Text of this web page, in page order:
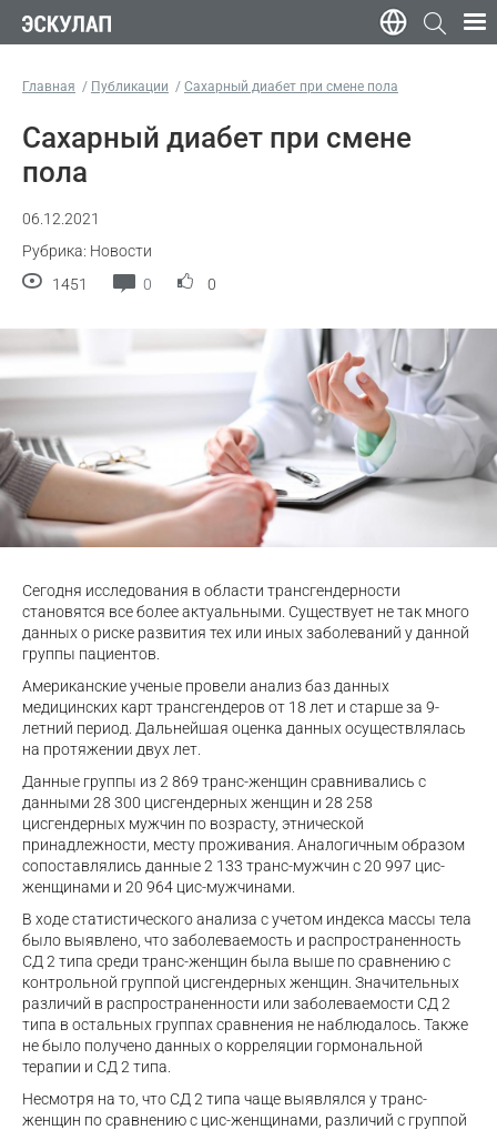
Главная Публикации Сахарный диабет при смене пола
Сахарный диабет при смене
пола
06.12.2021
Рубрика: Новости
1451
0 0
Сегодня исследования в области трансгендерности
становятся все более актуальными. Существует не так много
данных о риске развития тех или иных заболеваний у данной
группы пациентов.
Американские ученые провели анализ баз данных
медицинских карт трансгендеров от 18 лет и старше за 9-
летний период. Дальнейшая оценка данных осуществлялась
на протяжении двух лет.
Данные группы из 2 869 транс-женщин сравнивались с
данными 28 300 цисгендерных женщин и 28 258
цисгендерных мужчин по возрасту, этнической
принадлежности, месту проживания. Аналогичным образом
сопоставлялись данные 2 133 транс-мужчин с 20 997 цис-
женщинами и 20 964 цис-мужчинами.
В ходе статистического анализа с учетом индекса массы тела
было выявлено, что заболеваемость и распространенность
СД 2 типа среди транс-женщин была выше по сравнению с
контрольной группой цисгендерных женщин. Значительных
различий в распространенности или заболеваемости СД 2
типа в остальных группах сравнения не наблюдалось. Также
не было получено данных о корреляции гормональной
терапии и СД 2 типа.
Несмотря на то, что СД 2 типа чаще выявлялся у транс-
женщин по сравнению с цис-женщинами, различий с группой